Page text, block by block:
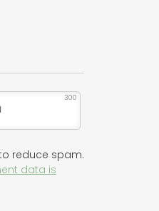
300
reduce spam.
data is